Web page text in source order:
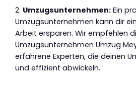
2. Umzugsunternehmen: Ein
Umzugsunternehmen kann dir
Arbeit ersparen. Wir empfehlen
Umzugsunternehmen Umzug
erfahrene Experten, die deinen
und effizient abwickeln.